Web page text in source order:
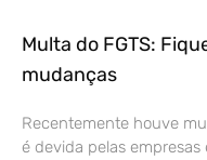
Multa do FGTS:
mudanças
Recentemente houve
é devida pelas